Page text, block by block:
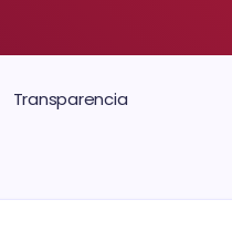
Transparencia